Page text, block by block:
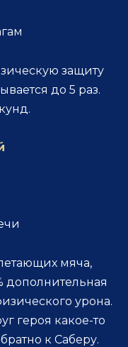
защиту
до 5 раз.
мяча,
дополнительная
урона.
героя какое-то
к Саберу.